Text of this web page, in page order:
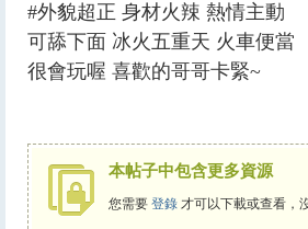
#外貌超正 身材火辣 熱情主動
可舔下面 冰火五重天 火車便當
很會玩喔 喜歡的哥哥卡緊~
本帖子中包含更多資源
您需要 登錄 才可以下載或查看，